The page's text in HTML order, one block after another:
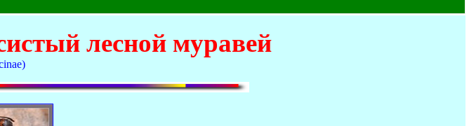
лесной муравей